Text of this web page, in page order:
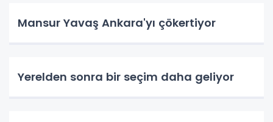
Mansur Yavaş Ankara'yı çökertiyor
Yerelden sonra bir seçim daha geliyor